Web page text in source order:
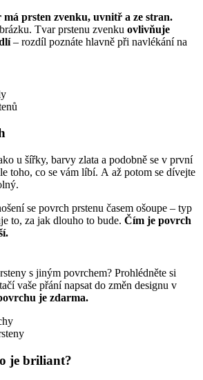
prsten zvenku, uvnitř a ze stran.
Tvar prstenu zvenku ovlivňuje
– rozdíl poznáte hlavně při navlékání na
u šířky, barvy zlata a podobně se v první
toho, co se vám líbí. A až potom se dívejte
se povrch prstenu časem ošoupe – typ
to, za jak dlouho to bude. Čím je povrch
s jiným povrchem? Prohlédněte si
vaše přání napsat do změn designu v
je zdarma.
je briliant?